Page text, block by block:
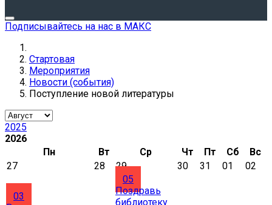
Подписывайтесь на нас в МАКС
Стартовая
Мероприятия
Новости (события)
Поступление новой литературы
2025
2026
Пн
Вт Ср Чт Пт Сб
Вс
27
28 29 30 31 01 02
03
05
Поздравь
библиотеку